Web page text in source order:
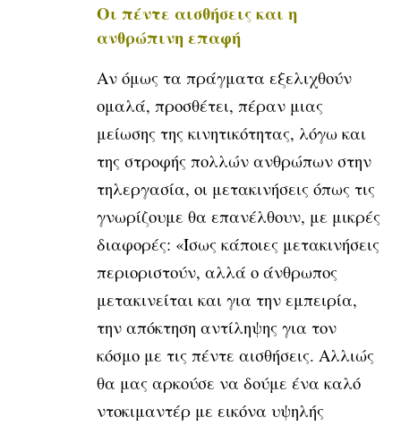
Οι πέντε αισθήσεις και η
ανθρώπινη επαφή
Αν όμως τα πράγματα εξελιχθούν
ομαλά, προσθέτει, πέραν μιας
μείωσης της κινητικότητας, λόγω και
της στροφής πολλών ανθρώπων στην
τηλεργασία, οι μετακινήσεις όπως τις
γνωρίζουμε θα επανέλθουν, με μικρές
διαφορές: «Ίσως κάποιες μετακινήσεις
περιοριστούν, αλλά ο άνθρωπος
μετακινείται και για την εμπειρία,
την απόκτηση αντίληψης για τον
κόσμο με τις πέντε αισθήσεις. Αλλιώς
θα μας αρκούσε να δούμε ένα καλό
ντοκιμαντέρ με εικόνα υψηλής